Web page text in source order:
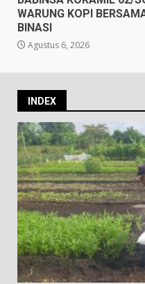
WARUNG KOPI
BINASI
Agustus 6, 2026
INDEX